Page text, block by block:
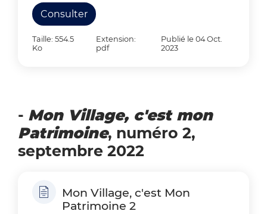
Consulter
Taille: 554.5
Ko
Extension:
pdf
Publié le 04 Oct.
2023
- Mon Village, c'est mon
Patrimoine, numéro 2,
septembre 2022
Mon Village, c'est Mon
Patrimoine 2